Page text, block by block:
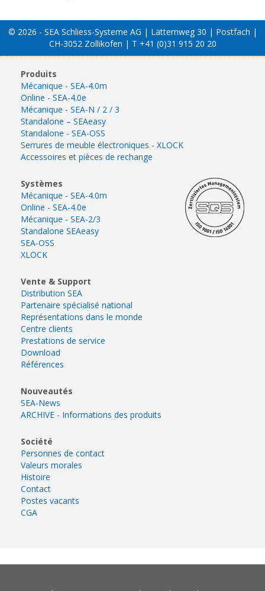
© 2026 - SEA Schliess-Systeme AG | Lätternweg 30 | Postfach |
CH-3052 Zollikofen | T +41 (0)31 915 20 20
Produits
Mécanique - SEA-4.0m
Online - SEA-4.0e
Mécanique - SEA-N / 2 / 3
Standalone – SEAeasy
Standalone - SEA-OSS
Serrures de meuble électroniques - XLOCK
Accessoires et pièces de rechange
Systèmes
Mécanique - SEA-4.0m
Online - SEA-4.0e
Mécanique - SEA-2/3
Standalone SEAeasy
SEA-OSS
XLOCK
Vente & Support
Distribution SEA
Partenaire spécialisé national
Représentations dans le monde
Centre clients
Prestations de service
Download
Références
Nouveautés
SEA-News
ARCHIVE - Informations des produits
Société
Personnes de contact
Valeurs morales
Histoire
Contact
Postes vacants
CGA